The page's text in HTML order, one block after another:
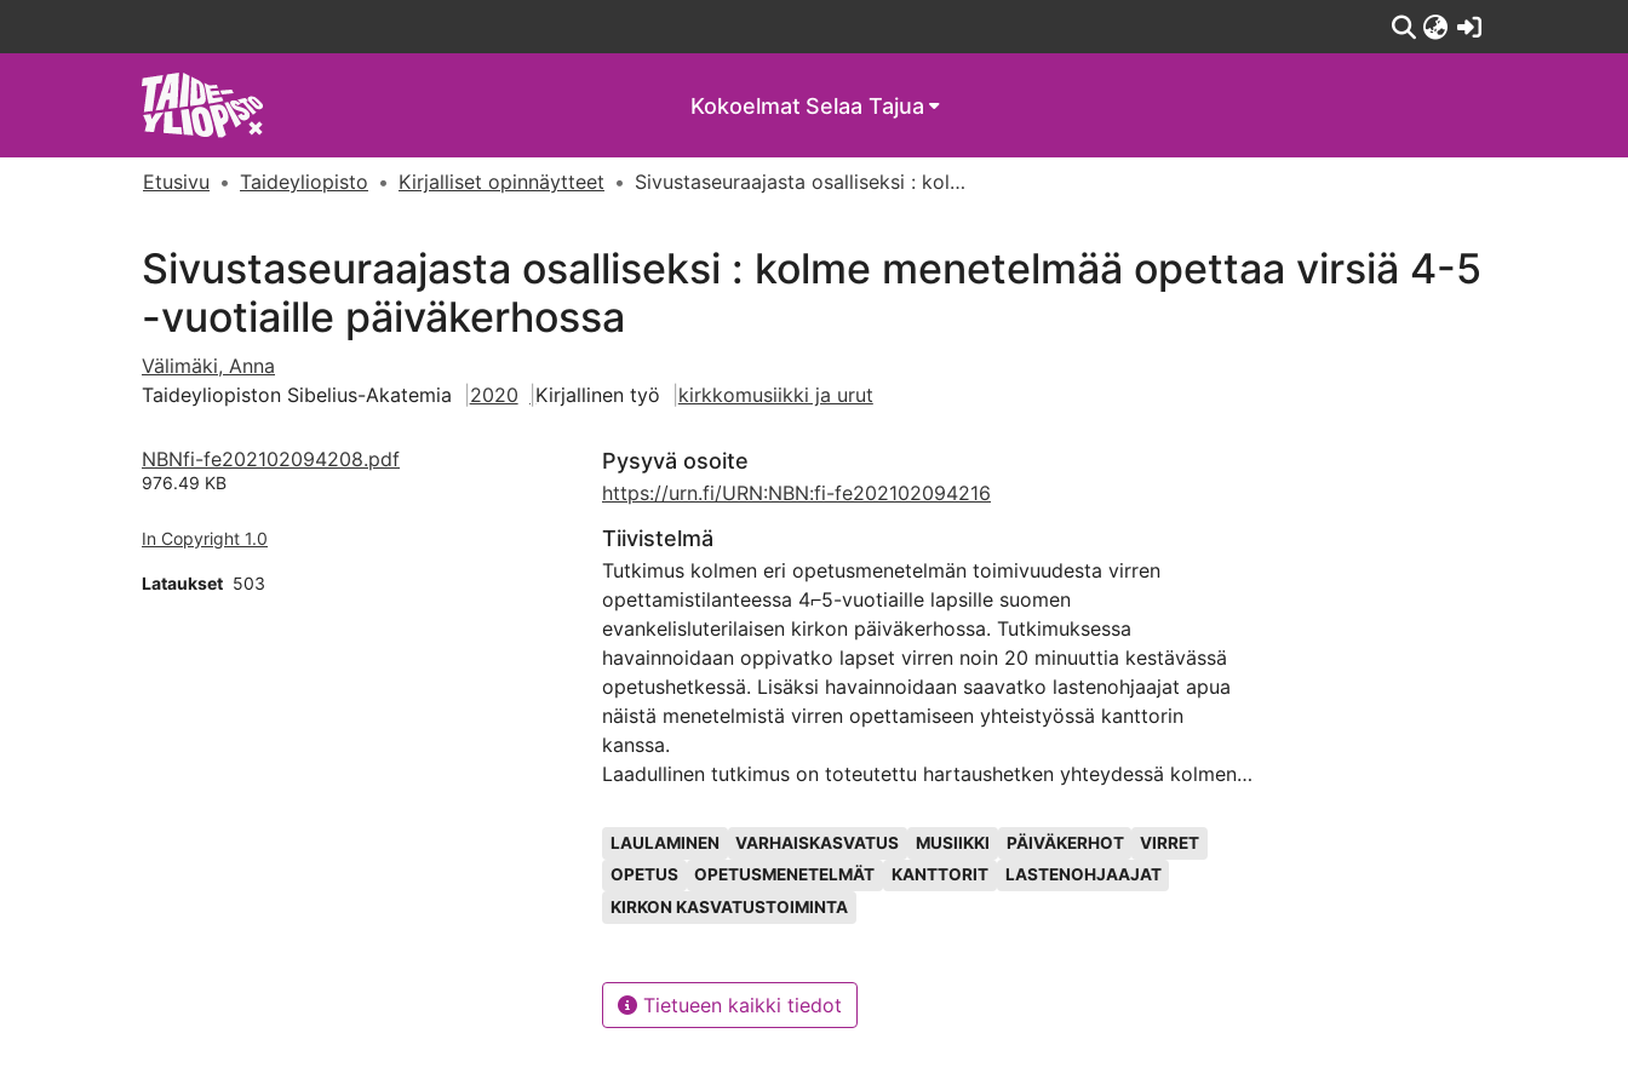
Kokoelmat Selaa Tajua
Etusivu Taideyliopisto Kirjalliset opinnäytteet Sivustaseuraajasta osalliseksi : kolme menetelmää opettaa virsiä 4-5 -vuotiaille päiväkerhossa
Sivustaseuraajasta osalliseksi : kolme menetelmää opettaa virsiä 4-5
-vuotiaille päiväkerhossa
Välimäki, Anna
Taideyliopiston Sibelius-Akatemia
2020 Kirjallinen työ kirkkomusiikki ja urut
NBNfi-fe202102094208.pdf
976.49 KB
In Copyright 1.0
Lataukset 503
Pysyvä osoite
https://urn.fi/URN:NBN:fi-fe202102094216
Tiivistelmä
Tutkimus kolmen eri opetusmenetelmän toimivuudesta virren
opettamistilanteessa 4⌐5-vuotiaille lapsille suomen
evankelisluterilaisen kirkon päiväkerhossa. Tutkimuksessa
havainnoidaan oppivatko lapset virren noin 20 minuuttia kestävässä
opetushetkessä. Lisäksi havainnoidaan saavatko lastenohjaajat apua
näistä menetelmistä virren opettamiseen yhteistyössä kanttorin
kanssa.
Laadullinen tutkimus on toteutettu hartaushetken yhteydessä kolmena
kanttorin normaalia kerhovierailun kontekstia. Opetusmenetelmissä
hyödynnettiin eri aisteja oppimisen tukena. Tutkimuksen taustalla on
työkokemukseen pohjautuvaa tietoutta kanttorin yhteistyöstä
Tutkimuksen tavoitteena oli löytää helposti omaksuttava opetusmetodi
auttamaan lastenohjaajan ja kanttorin yhteistyötä, jonka avulla
musiikkikasvatuksen tasoa saadaan nostettua lapsen osallisuuden
LAULAMINEN VARHAISKASVATUS MUSIIKKI PÄIVÄKERHOT
VIRRET
OPETUS
OPETUSMENETELMÄT KANTTORIT
LASTENOHJAAJAT
KIRKON KASVATUSTOIMINTA
Tietueen kaikki tiedot